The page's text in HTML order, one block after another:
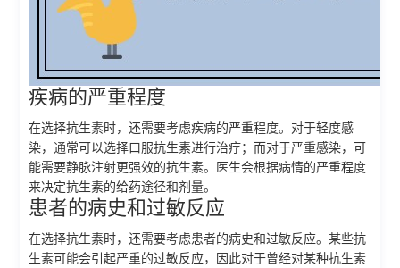
疾病的严重程度
在选择抗生素时，还需要考虑疾病的严重程度。对于轻度感
染，通常可以选择口服抗生素进行治疗；而对于严重感染，可
能需要静脉注射更强效的抗生素。医生会根据病情的严重程度
来决定抗生素的给药途径和剂量。
患者的病史和过敏反应
在选择抗生素时，还需要考虑患者的病史和过敏反应。某些抗
生素可能会引起严重的过敏反应，因此对于曾经对某种抗生素